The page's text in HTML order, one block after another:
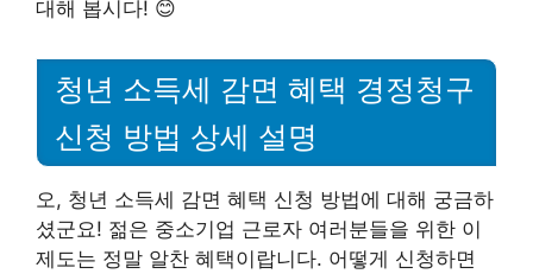
대해 봅시다! 😊
청년 소득세 감면 혜택 경정청구
신청 방법 상세 설명
오, 청년 소득세 감면 혜택 신청 방법에 대해 궁금하
셨군요! 젊은 중소기업 근로자 여러분들을 위한 이
제도는 정말 알찬 혜택이랍니다. 어떻게 신청하면